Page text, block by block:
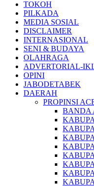
TOKOH
PILKADA
MEDIA SOSIAL
DISCLAIMER
INTERNASIONAL
SENI & BUDAYA
OLAHRAGA
ADVERTORIAL-
OPINI
JABODETABEK
DAERAH
PROPINSI
BANDA